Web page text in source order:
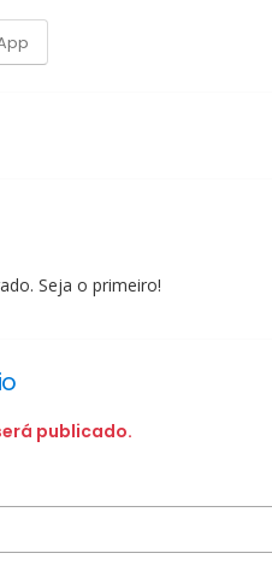
Seja o primeiro!
publicado.